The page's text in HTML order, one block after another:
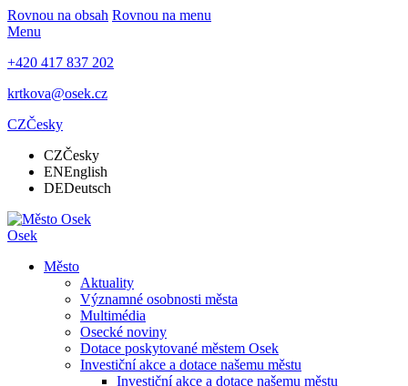
Rovnou na obsah Rovnou na menu
Menu
+420 417 837 202
krtkova@osek.cz
CZČesky
CZČesky
ENEnglish
DEDeutsch
Osek
Město
Aktuality
Významné osobnosti města
Multimédia
Osecké noviny
Dotace poskytované městem Osek
Investiční akce a dotace našemu městu
Investiční akce a dotace našemu městu